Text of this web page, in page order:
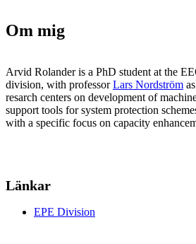
Om mig
Arvid Rolander is a PhD student at the
division, with professorLars Nordström
resarch centers on development of
support tools for system protection
with a specific focus on capacity
Länkar
EPE Division